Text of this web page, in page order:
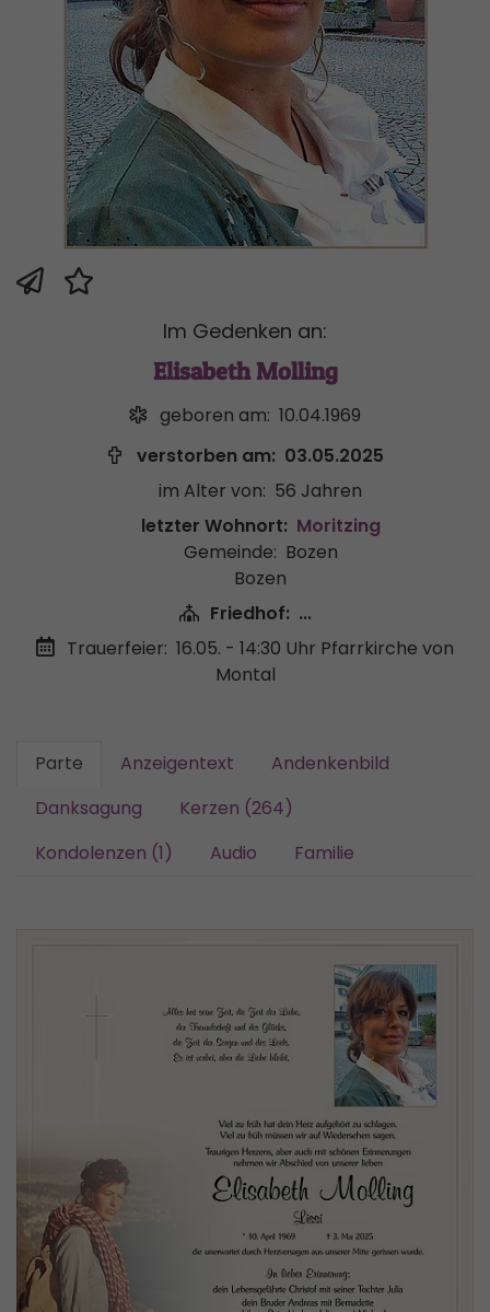
Im Gedenken an:
Elisabeth Molling
geboren am: 10.04.1969
verstorben am: 03.05.2025
im Alter von: 56 Jahren
letzter Wohnort: Moritzing
Gemeinde: Bozen
Bozen
Friedhof: ...
Trauerfeier: 16.05. - 14:30 Uhr Pfarrkirche von
Montal
Parte Anzeigentext
Andenkenbild
Danksagung
Kerzen (264)
Kondolenzen (1)
Audio Familie